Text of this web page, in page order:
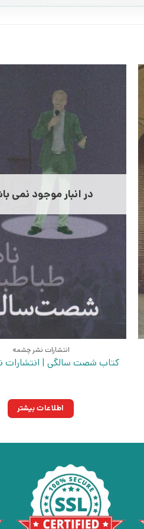
در انبار موجود نمی
انتشارات نشر چشمه
کتاب شصت سالگی | انتشارات
اطلاعات بیشتر